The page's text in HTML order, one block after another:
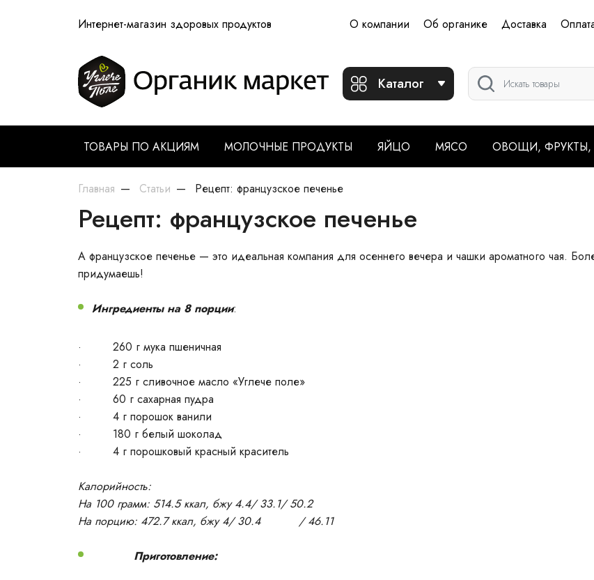
Интернет-магазин здоровых продуктов О компании Об органике Доставка
Каталог
ТОВАРЫ ПО АКЦИЯМ МОЛОЧНЫЕ ПРОДУКТЫ ЯЙЦО МЯСО ОВОЩИ, ФРУКТЫ,
Главная Статьи Рецепт: французское печенье
Рецепт: французское печенье
А французское печенье — это идеальная компания для осеннего вечера и чашки ароматного чая.
придумаешь!
Ингредиенты на 8 порции:
· 260 г мука пшеничная
· 2 г соль
· 225 г сливочное масло «Углече поле»
· 60 г сахарная пудра
· 4 г порошок ванили
· 180 г белый шоколад
· 4 г порошковый красный краситель
Калорийность:
На 100 грамм: 514.5 ккал, бжу 4.4/ 33.1/ 50.2
На порцию: 472.7 ккал, бжу 4/ 30.4 / 46.11
Приготовление: